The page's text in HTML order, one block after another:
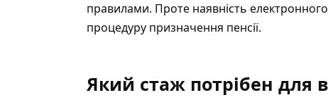
правилами. Проте наявність
процедуру призначення пенсії.
Який стаж потрібен для